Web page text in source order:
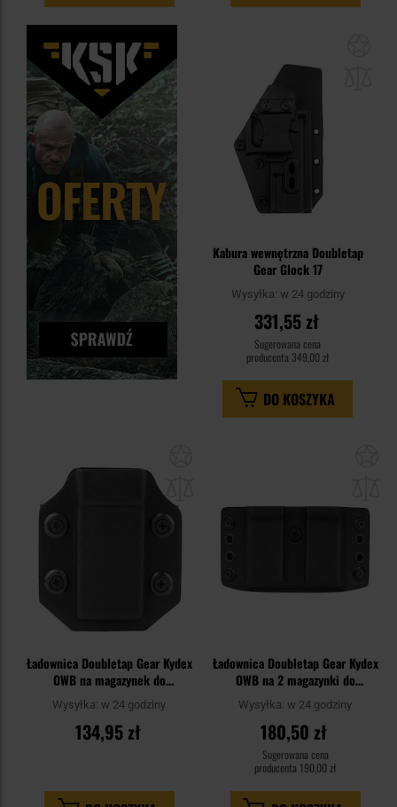
Kabura wewnętrzna Doubletap
Gear Glock 17
Wysyłka: w 24 godziny
331,55 zł
Sugerowana cena
producenta 349,00 zł
DO KOSZYKA
Ładownica Doubletap Gear Kydex
OWB na magazynek do
pistoletów Glock/H&K USP -
Black
Wysyłka: w 24 godziny
134,95 zł
Ładownica Doubletap Gear Kydex
OWB na 2 magazynki do
pistoletów CZ P-07/09/10, S&W
M&P9, HK SFP9, SIG P320 -
Black
Wysyłka: w 24 godziny
180,50 zł
Sugerowana cena
producenta 190,00 zł